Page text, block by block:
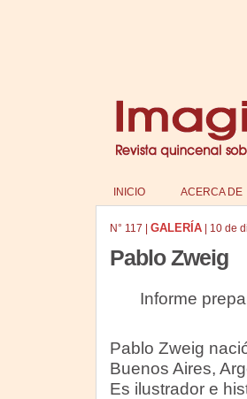
INICIO ACERCA DE
N° 117 GALERÍA 10 de
Pablo Zweig
Informe
Pablo Zweig
Buenos Aires,
Es ilustrador e